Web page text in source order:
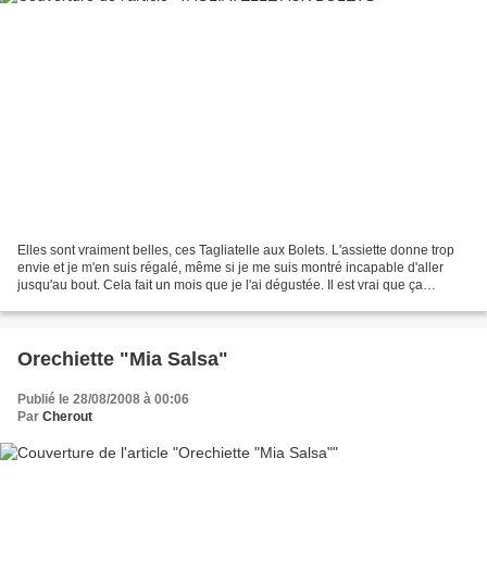
Elles sont vraiment belles, ces Tagliatelle aux Bolets. L'assiette donne trop
envie et je m'en suis régalé, même si je me suis montré incapable d'aller
jusqu'au bout. Cela fait un mois que je l'ai dégustée. Il est vrai que ça
Orechiette "Mia Salsa"
Publié le 28/08/2008 à 00:06
Par Cherout